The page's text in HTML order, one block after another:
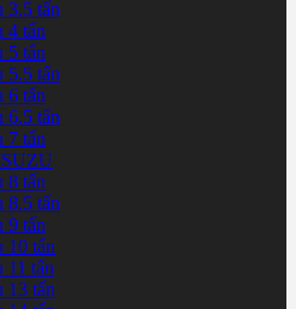
3.5 tấn
4 tấn
5 tấn
5.5 tấn
6 tấn
6.5 tấn
7 tấn
8 tấn
8.5 tấn
9 tấn
10 tấn
11 tấn
13 tấn